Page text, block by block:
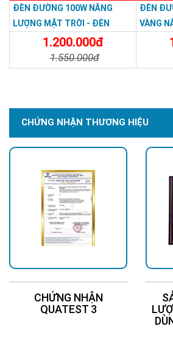
ĐÈN ĐƯỜNG 100W NĂNG
LƯỢNG MẶT TRỜI - ĐÈN
ĐƯỜNG NĂNG LƯỢNG MẶT
TRỜI 100W GIÁ RẺ - Solar
Light 100W
1.200.000đ
1.550.000đ
ĐÈN
VÀNG
TRỜI -
CHỨNG NHẬN THƯƠNG HIỆU
CHỨNG NHẬN
QUATEST 3